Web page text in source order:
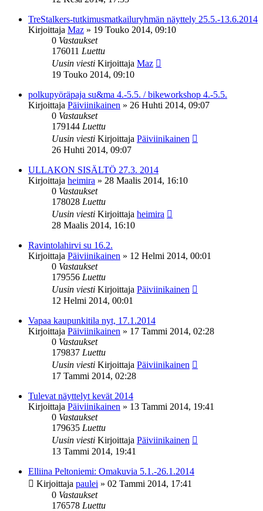
TreStalkers-tutkimusmatkailuryhmän näyttely 25.5.-13.6.2014
Kirjoittaja Maz » 19 Touko 2014, 09:10
0 Vastaukset
176011 Luettu
Uusin viesti Kirjoittaja Maz
19 Touko 2014, 09:10
polkupyöräpaja su&ma 4.-5.5. / bikeworkshop 4.-5.5.
Kirjoittaja Päiviinikainen » 26 Huhti 2014, 09:07
0 Vastaukset
179144 Luettu
Uusin viesti Kirjoittaja Päiviinikainen
26 Huhti 2014, 09:07
ULLAKON SISÄLTÖ 27.3. 2014
Kirjoittaja heimira » 28 Maalis 2014, 16:10
0 Vastaukset
178028 Luettu
Uusin viesti Kirjoittaja heimira
28 Maalis 2014, 16:10
Ravintolahirvi su 16.2.
Kirjoittaja Päiviinikainen » 12 Helmi 2014, 00:01
0 Vastaukset
179556 Luettu
Uusin viesti Kirjoittaja Päiviinikainen
12 Helmi 2014, 00:01
Vapaa kaupunkitila nyt, 17.1.2014
Kirjoittaja Päiviinikainen » 17 Tammi 2014, 02:28
0 Vastaukset
179837 Luettu
Uusin viesti Kirjoittaja Päiviinikainen
17 Tammi 2014, 02:28
Tulevat näyttelyt kevät 2014
Kirjoittaja Päiviinikainen » 13 Tammi 2014, 19:41
0 Vastaukset
179635 Luettu
Uusin viesti Kirjoittaja Päiviinikainen
13 Tammi 2014, 19:41
Elliina Peltoniemi: Omakuvia 5.1.-26.1.2014
Kirjoittaja paulei » 02 Tammi 2014, 17:41
0 Vastaukset
176578 Luettu